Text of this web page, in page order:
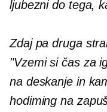
ljubezni do tega,
Zdaj pa druga
"Vzemi si čas za
na deskanje in
hodiming na